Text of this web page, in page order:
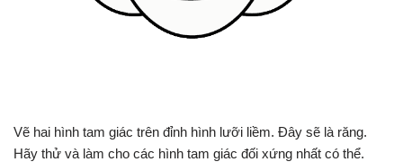
Vẽ hai hình tam giác trên đỉnh hình lưỡi liềm. Đây sẽ là răng.
Hãy thử và làm cho các hình tam giác đối xứng nhất có thể.